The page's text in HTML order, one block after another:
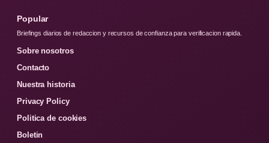
Popular
Briefings diarios de redaccion y recursos de confianza para verificacion rapida.
Sobre nosotros
Contacto
Nuestra historia
Privacy Policy
Politica de cookies
Boletin